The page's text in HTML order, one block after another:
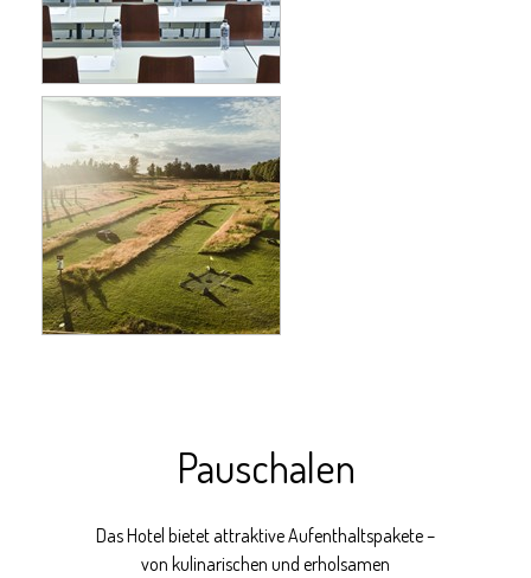
Pauschalen
Das Hotel bietet attraktive Aufenthaltspakete –
von kulinarischen und erholsamen